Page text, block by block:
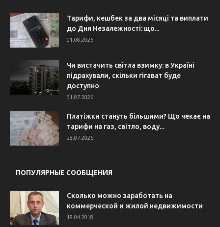
Тарифи, кешбек за два місяці та виплати
до Дня Незалежності: що...
01.08.2026
Чи вистачить світла взимку: в Україні
підрахували, скільки гігават буде
доступно
31.07.2026
Платіжки стануть більшими? Що чекає на
тарифи на газ, світло, воду...
28.07.2026
ПОПУЛЯРНЫЕ СООБЩЕНИЯ
Сколько можно заработать на
коммерческой и жилой недвижимости
18.04.2018